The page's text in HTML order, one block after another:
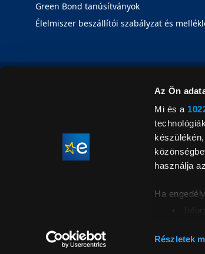
Az Ön
Mi és a
használja
Ha
Részletek
Green Bond tanúsítványok
Élelmiszer beszállítói szabályzat és